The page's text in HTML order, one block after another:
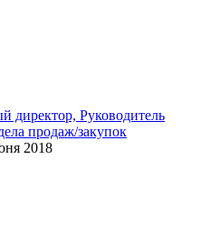
директор, Руководитель
продаж/закупок
2018